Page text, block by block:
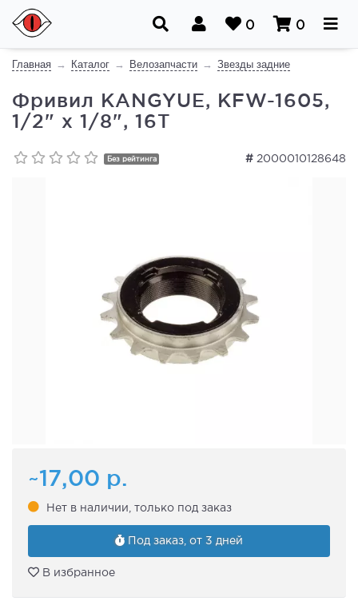
0 0
Главная Каталог Велозапчасти Звезды задние
Фривил KANGYUE, KFW-1605,
1/2" х 1/8", 16T
# 2000010128648
Без рейтинга
~17,00 р.
Нет в наличии, только под заказ
Под заказ, от 3 дней
В избранное